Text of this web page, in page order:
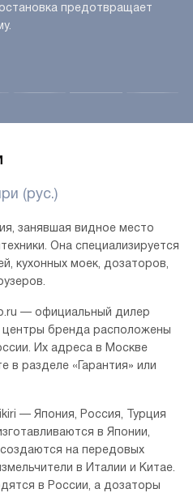
предотвращает
(рус.)
занявшая видное место
Она специализируется
кухонных моек, дозаторов,
— официальный дилер
бренда расположены
Их адреса в Москве
в разделе «Гарантия» или
— Япония, Россия, Турция
в Японии,
на передовых
в Италии и Китае.
в России, а дозаторы